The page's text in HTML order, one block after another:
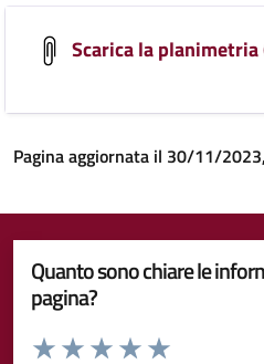
Scarica la
Pagina aggiornata il 30/11/
Quanto sono chiare le
pagina?
Valuta da 1 a 5 stelle la pagina